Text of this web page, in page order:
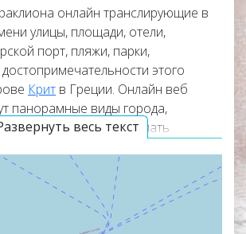
весь текст
онлайн транслирующие в
улицы, площади, отели,
порт, пляжи, парки,
этого
Крит в Греции. Онлайн веб
панорамные виды города,
природу и помогут узнать
в прямом эфире, а некоторые из
изображение со звуком.
камеры располагаются в верхней
Карта покажет точное